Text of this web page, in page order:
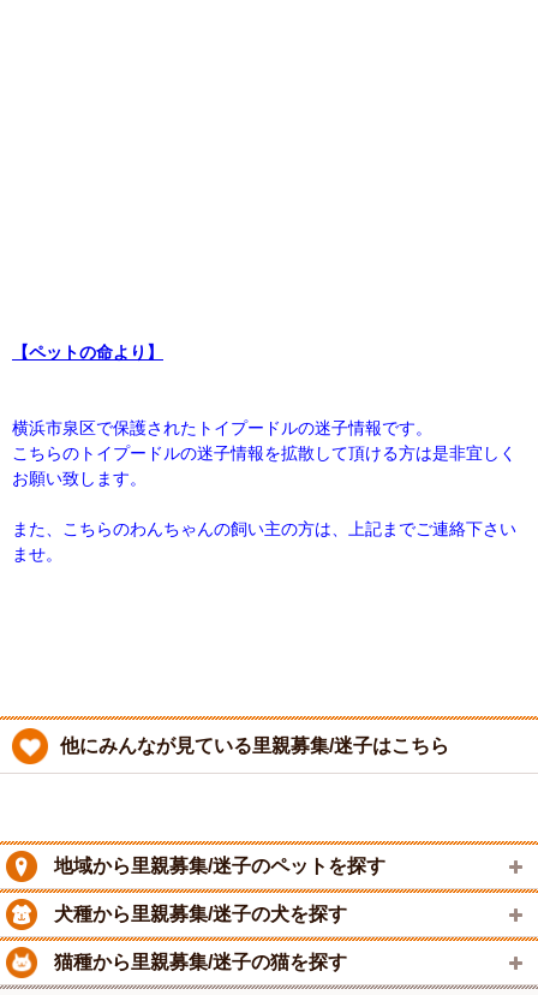
【ペットの命より】
横浜市泉区で保護されたトイプードルの迷子情報です。
こちらのトイプードルの迷子情報を拡散して頂ける方は是非宜しく
お願い致します。
また、こちらのわんちゃんの飼い主の方は、上記までご連絡下さい
ませ。
他にみんなが見ている里親募集/迷子はこちら
地域から里親募集/迷子のペットを探す
犬種から里親募集/迷子の犬を探す
猫種から里親募集/迷子の猫を探す